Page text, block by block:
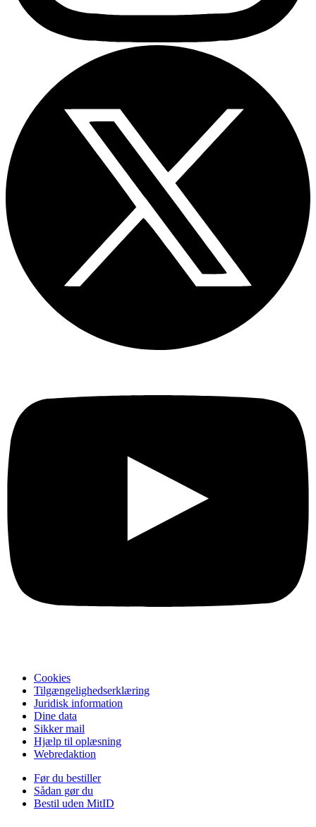
Cookies
Tilgængelighedserklæring
Juridisk information
Dine data
Sikker mail
Hjælp til oplæsning
Webredaktion
Før du bestiller
Sådan gør du
Bestil uden MitID